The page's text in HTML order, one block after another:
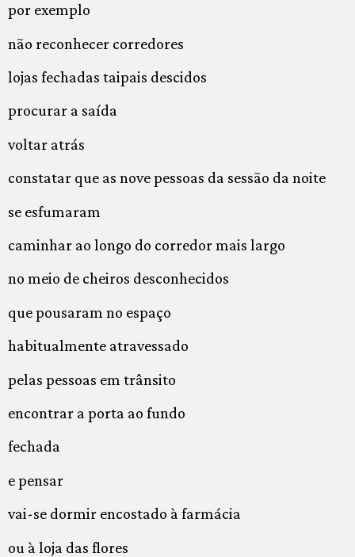
por exemplo
não reconhecer corredores
lojas fechadas taipais descidos
procurar a saída
voltar atrás
constatar que as nove pessoas da sessão da noite
se esfumaram
caminhar ao longo do corredor mais largo
no meio de cheiros desconhecidos
que pousaram no espaço
habitualmente atravessado
pelas pessoas em trânsito
encontrar a porta ao fundo
fechada
e pensar
vai-se dormir encostado à farmácia
ou à loja das flores